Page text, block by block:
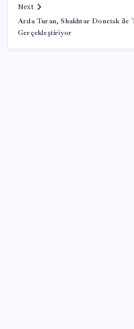
Next
Arda Turan, Shakhtar Donetsk ile
Gerçekleştiriyor